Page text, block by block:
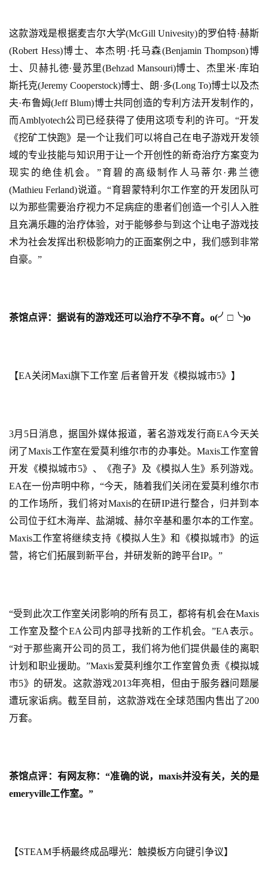
首
页
游
茶
创
戏
界
机
这款游戏是根据麦吉尔大学(McGill Univesity)的罗伯特·赫斯
(Robert Hess)博士、本杰明·托马森(Benjamin Thompson)博
士、贝赫扎德·曼苏里(Behzad Mansouri)博士、杰里米·库珀
斯托克(Jeremy Cooperstock)博士、朗·多(Long To)博士以及杰
夫·布鲁姆(Jeff Blum)博士共同创造的专利方法开发制作的，
而Amblyotech公司已经获得了使用这项专利的许可。“开发
《挖矿工快跑》是一个让我们可以将自己在电子游戏开发领
域的专业技能与知识用于让一个开创性的新奇治疗方案变为
现实的绝佳机会。”育碧的高级制作人马蒂尔·弗兰德
(Mathieu Ferland)说道。“育碧蒙特利尔工作室的开发团队可
以为那些需要治疗视力不足病症的患者们创造一个引人入胜
且充满乐趣的治疗体验，对于能够参与到这个让电子游戏技
术为社会发挥出积极影响力的正面案例之中，我们感到非常
自豪。”
茶馆点评：据说有的游戏还可以治疗不孕不育。o(╯□╰)o
【EA关闭Maxi旗下工作室 后者曾开发《模拟城市5》】
3月5日消息，据国外媒体报道，著名游戏发行商EA今天关
闭了Maxis工作室在爱莫利维尔市的办事处。Maxis工作室曾
开发《模拟城市5》、《孢子》及《模拟人生》系列游戏。
EA在一份声明中称，“今天，随着我们关闭在爱莫利维尔市
的工作场所，我们将对Maxis的在研IP进行整合，归并到本
公司位于红木海岸、盐湖城、赫尔辛基和墨尔本的工作室。
Maxis工作室将继续支持《模拟人生》和《模拟城市》的运
营，将它们拓展到新平台，并研发新的跨平台IP。”
“受到此次工作室关闭影响的所有员工，都将有机会在Maxis
工作室及整个EA公司内部寻找新的工作机会。”EA表示。
“对于那些离开公司的员工，我们将为他们提供最佳的离职
计划和职业援助。”Maxis爱莫利维尔工作室曾负责《模拟城
市5》的研发。这款游戏2013年亮相，但由于服务器问题屡
遭玩家诟病。截至目前，这款游戏在全球范围内售出了200
万套。
茶馆点评：有网友称：“准确的说，maxis并没有关，关的是
emeryville工作室。”
【STEAM手柄最终成品曝光：触摸板方向键引争议】